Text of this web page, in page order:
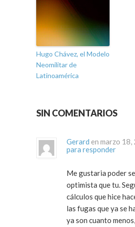
Hugo Chávez, el Modelo
Neomilitar de
Latinoamérica
SIN COMENTARIOS
Gerard
para responder
Me gustaria poder
optimista que tu.
cálculos que hice
las fugas que ya se
ya son cuanto